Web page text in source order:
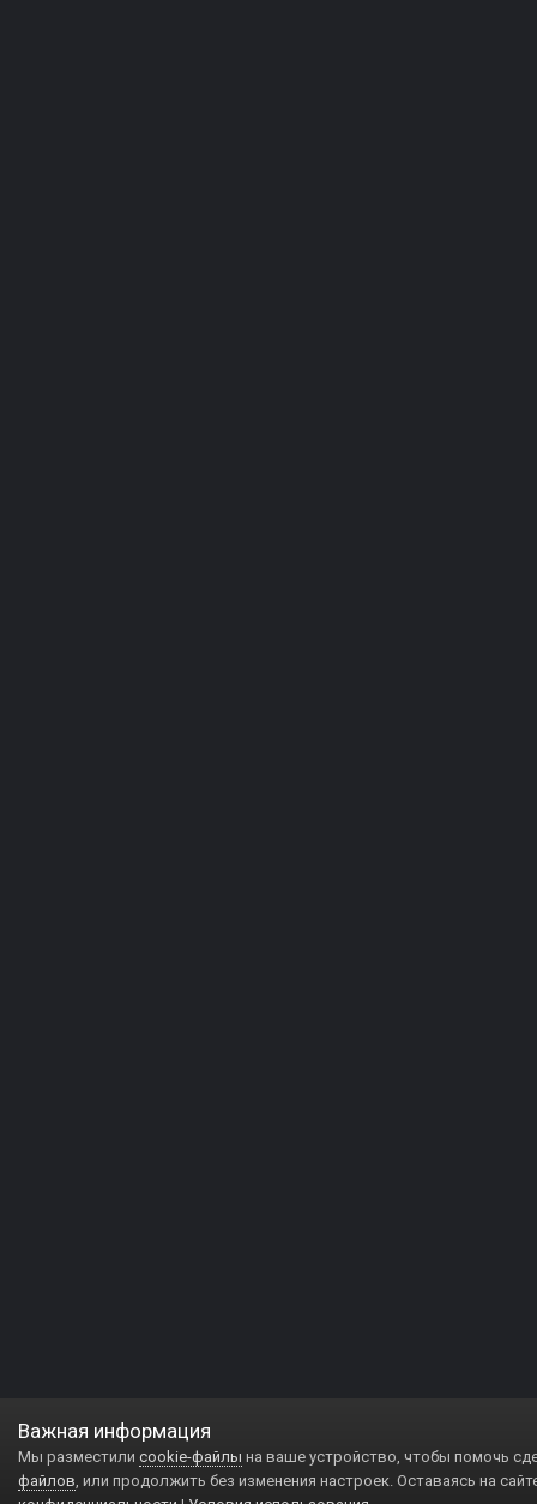
Важная информация
Мы разместили cookie-файлы на ваше устройство, чтобы помочь
файлов, или продолжить без изменения настроек. Оставаясь на